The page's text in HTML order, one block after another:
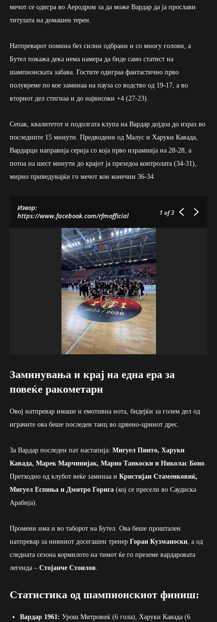
мечот се одигра во Аеродром за да може Вардар да ја прослави
титулата на домашен терен.
Натпреварот помина без силни одбрани и со многу голови, а
Бутел покажа дека нема намера да биде само статист на
шампионската забава. Гостите одиграа фантастично прво
полувреме по кое заминаа на пауза со водство од 19-17, а во
вториот дел стигнаа и до највисоки +4 (27-23).
Сепак, квалитетот и подолгата клупа на Вардар дојдоа до израз во
последните 15 минути. Предводени од Малус и Харуки Кавада,
Вардарци направија серија со која прво израмнија на 28-28, а
потоа на шест минути до крајот ја презедоа контролата (34-31),
мирно приведувајќи го мечот кон конечни 36-34.
Извор:
https://www.facebook.com/rfmofficial
1 of 3
Заминувања и крај на една ера за
повеќе ракометари
Овој натпревар имаше и емотивна нота, бидејќи за голем дел од
играчите ова беше последен танц во црвено-црниот дрес.
За Вардар последен пат настапија: Мигуел Пинто, Харуки
Кавада, Марек Марчинијак, Марио Танкоски и Николас Боно
Претходно од клубот веќе заминаа и Кристијан Стаменковиќ,
Мигуел Еспиња и Дмитро Горига (кој се пресели во Саудиска
Арабија).
Промени има и во таборот на Бутел. Ова беше проштален
натпревар за нивниот досегашен тренер Горан Кузманоски , а од
следната сезона кормилото на тимот ќе го преземе вардаровата
легенда – Стојанче Стоилов
Статистика од шампионскиот финиш:
Вардар 1961: Урош Митровиќ (6 гола), Харуки Кавада (6